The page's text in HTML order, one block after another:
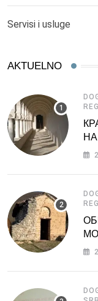
Servisi i usluge
AKTUELNO